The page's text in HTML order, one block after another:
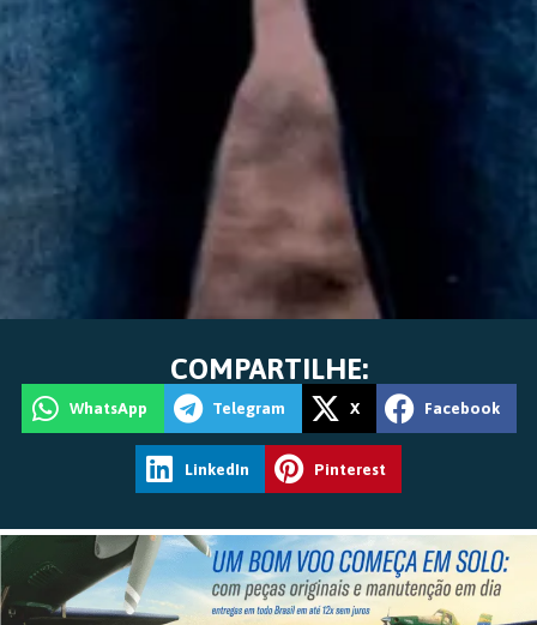
COMPARTILHE:
WhatsApp Telegram X Facebook
LinkedIn Pinterest